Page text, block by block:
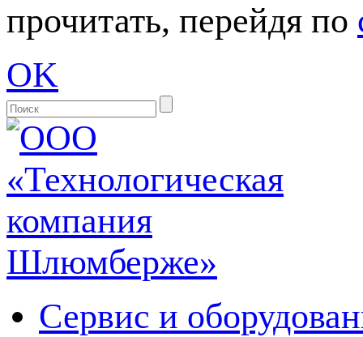
прочитать, перейдя по
OK
Сервис и